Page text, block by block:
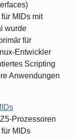
MIDs mit
wurde
für
Entwickler
Scripting
Anwendungen
Prozessoren
MIDs